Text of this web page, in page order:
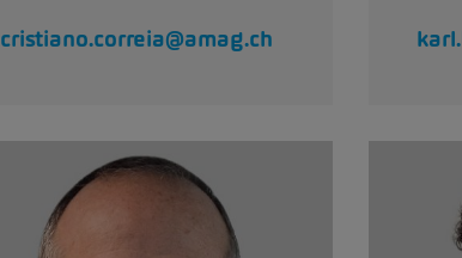
cristiano.correia@amag.ch